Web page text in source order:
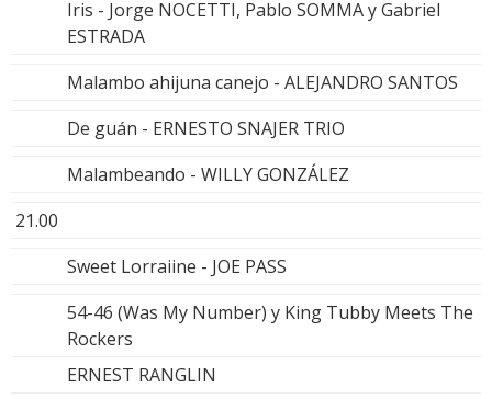
Iris - Jorge NOCETTI, Pablo SOMMA y Gabriel
ESTRADA
Malambo ahijuna canejo - ALEJANDRO SANTOS
De guán - ERNESTO SNAJER TRIO
Malambeando - WILLY GONZÁLEZ
21.00
Sweet Lorraiine - JOE PASS
54-46 (Was My Number) y King Tubby Meets The
Rockers
ERNEST RANGLIN